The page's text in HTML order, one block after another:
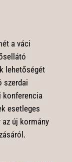
a váci
lehetőségét
szerdai
konferencia
esetleges
új kormány